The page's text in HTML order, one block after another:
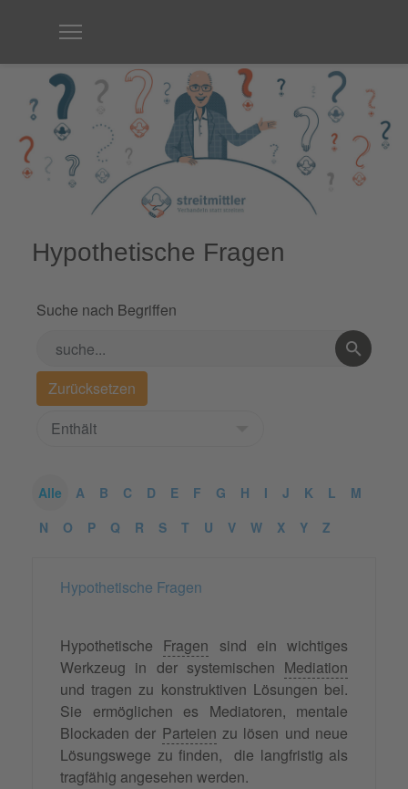
Hypothetische Fragen
Suche nach Begriffen
Alle A B C D E F G H I J K L
M
N
O P Q R S T U V W X Y Z
Hypothetische Fragen
Hypothetische Fragen sind ein wichtiges
Werkzeug in der systemischen Mediation
und tragen zu konstruktiven Lösungen bei.
Sie ermöglichen es Mediatoren, mentale
Blockaden der Parteien zu lösen und neue
Lösungswege zu finden, die langfristig als
tragfähig angesehen werden.